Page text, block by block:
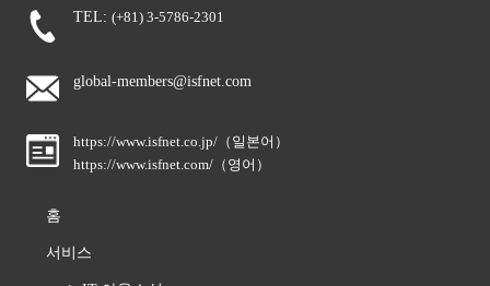
TEL:(+81) 3-5786-2301
global-members@isfnet.com
https://www.isfnet.co.jp/（일본어）
https://www.isfnet.com/（영어）
홈
서비스